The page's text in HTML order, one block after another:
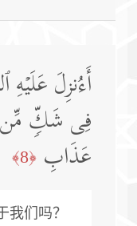
أَءُنزِلَ عَلَیۡهِ
فِی شَكࣲّ مِّن
عَذَابِ ﴿8﴾
们吗？